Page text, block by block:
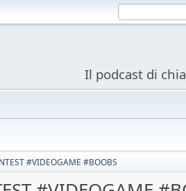
Il podcast di
#VIDEOGAME #BOOBS